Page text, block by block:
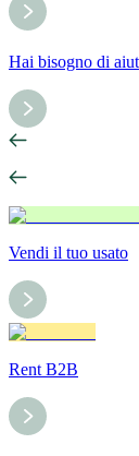
Hai bisogno di
Vendi il tuo usato
Rent B2B